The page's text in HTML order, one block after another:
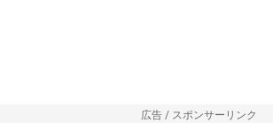
広告 / スポンサーリンク